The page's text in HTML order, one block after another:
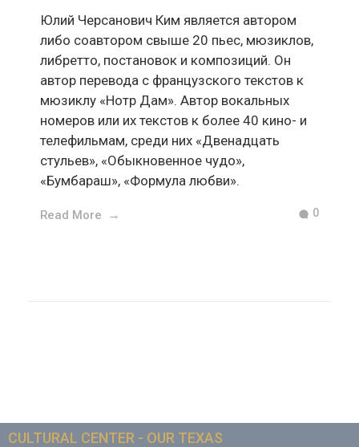
Юлий Черсанович Ким является автором
либо соавтором свыше 20 пьес, мюзиклов,
либретто, постановок и композиций. Он
автор перевода с французского текстов к
мюзиклу «Нотр Дам». Автор вокальных
номеров или их текстов к более 40 кино- и
телефильмам, среди них «Двенадцать
стульев», «Обыкновенное чудо»,
«Бумбараш», «Формула любви».
Read More 0
CULTURAL CENTER - OUR TEXAS